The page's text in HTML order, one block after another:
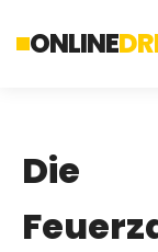
ONLINE
Die